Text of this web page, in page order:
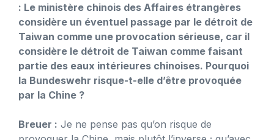
: Le ministère chinois des Affaires étrangères
considère un éventuel passage par le détroit de
Taiwan comme une provocation sérieuse, car il
considère le détroit de Taiwan comme faisant
partie des eaux intérieures chinoises. Pourquoi
la Bundeswehr risque-t-elle d’être provoquée
par la Chine ?
Breuer : Je ne pense pas qu’on risque de